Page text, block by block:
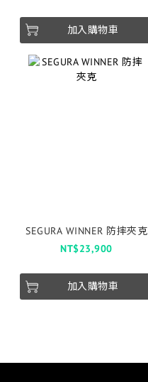
加入購物車
SEGURA WINNER 防摔夾克
NT$23,900
加入購物車